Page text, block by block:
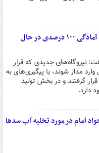
تمامی نیروگاه‌ها با آمادگی ۱۰۰ درصدی در حال
نیروگاه‌های جدیدی که قرار
مدار شوند، با پیگیری‌های به
گرفتند و در بخش تولید
دارد.
امام در مورد تخلیه آب سدها